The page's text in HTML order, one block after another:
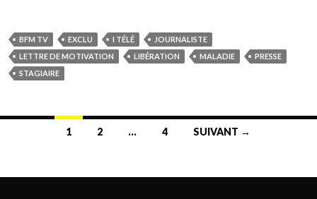
BFM TV EXCLU I TÉLÉ
JOURNALISTE
LETTRE DE MOTIVATION
LIBÉRATION MALADIE
PRESSE
STAGIAIRE
1 2 … 4 SUIVANT →